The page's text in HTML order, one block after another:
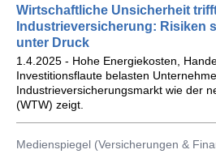
Wirtschaftliche Unsicherheit
Industrieversicherung: Risiken
unter Druck
1.4.2025 - Hohe Energiekosten,
Investitionsflaute belasten
Industrieversicherungsmarkt wie der
(WTW) zeigt.
Medienspiegel (Versicherungen &